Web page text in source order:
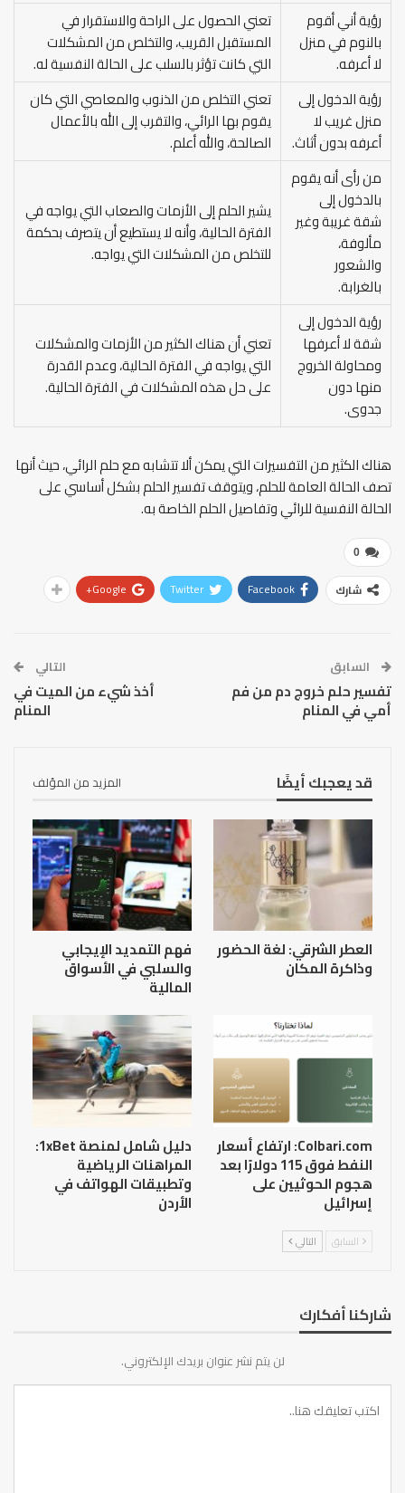
رؤية أني أقوم
بالنوم في منزل
لا أعرفه.
تعني الحصول على الراحة والاستقرار في
المستقبل القريب، والتخلص من المشكلات
التي كانت تؤثر بالسلب على الحالة النفسية له.
رؤية الدخول إلى
منزل غريب لا
أعرفه بدون أثاث.
تعني التخلص من الذنوب والمعاصي التي كان
يقوم بها الرائي، والتقرب إلى الله بالأعمال
الصالحة، والله أعلم.
من رأى أنه يقوم
بالدخول إلى
شقة غريبة وغير
مألوفة،
والشعور
بالغرابة.
يشير الحلم إلى الأزمات والصعاب التي يواجه في
الفترة الحالية، وأنه لا يستطيع أن يتصرف بحكمة
للتخلص من المشكلات التي يواجه.
رؤية الدخول إلى
شقة لا أعرفها
ومحاولة الخروج
منها دون
جدوى.
تعني أن هناك الكثير من الأزمات والمشكلات
التي يواجه في الفترة الحالية، وعدم القدرة
على حل هذه المشكلات في الفترة الحالية.
هناك الكثير من التفسيرات التي يمكن ألا تتشابه مع حلم الرائي، حيث أنها
تصف الحالة العامة للحلم، ويتوقف تفسير الحلم بشكل أساسي على
الحالة النفسية للرائي وتفاصيل الحلم الخاصة به.
0
شارك Facebook
Twitter
Google+
السابق
تفسير حلم خروج دم من فم
أمي في المنام
التالي
أخذ شيء من الميت في
المنام
قد يعجبك أيضًا المزيد من المؤلف
العطر الشرقي: لغة الحضور
وذاكرة المكان
فهم التمديد الإيجابي
والسلبي في الأسواق
المالية
Colbari.com: ارتفاع أسعار
النفط فوق 115 دولارًا بعد
هجوم الحوثيين على
إسرائيل
دليل شامل لمنصة 1xBet:
المراهنات الرياضية
وتطبيقات الهواتف في
الأردن
السابق التالي
شاركنا أفكارك
لن يتم نشر عنوان بريدك الإلكتروني.